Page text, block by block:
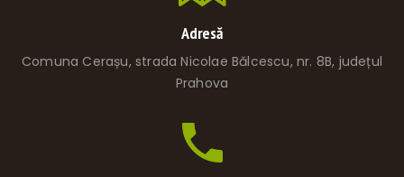
Adresă
Comuna Cerașu, strada Nicolae Bălcescu, nr. 8B, județul
Prahova